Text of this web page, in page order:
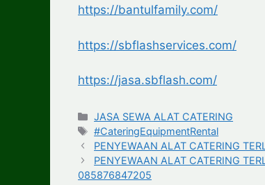
https://bantulfamily.com/
https://sbflashservices.com/
https://jasa.sbflash.com/
Categories
JASA SEWA ALAT CATERING
Tags
#CateringEquipmentRental
PENYEWAAN ALAT CATERING
PENYEWAAN ALAT CATERING
085876847205